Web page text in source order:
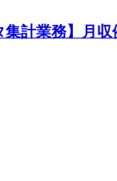
集計業務】月